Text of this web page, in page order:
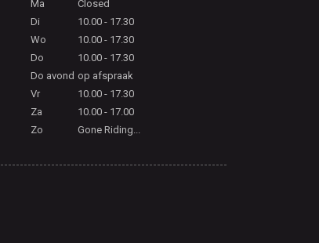
Ma
Closed
Di
10.00 - 17.30
Wo
10.00 - 17.30
Do
10.00 - 17.30
Do avond op afspraak
Vr
10.00 - 17.30
Za
10.00 - 17.00
Zo
Gone Riding...